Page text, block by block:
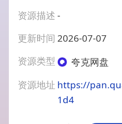
资源描述-
更新时间 2026-07-07
资源类型
夸克网盘
资源地址 https://
1d4